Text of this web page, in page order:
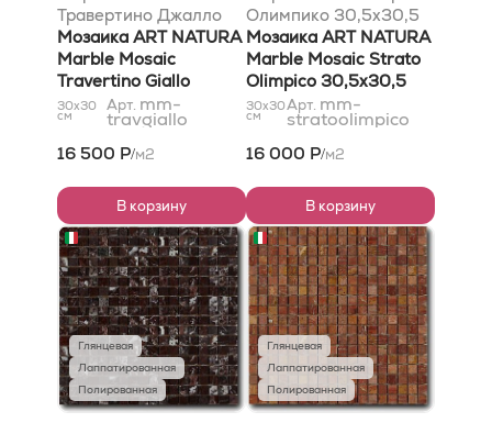
Травертино Джалло
30,5x30,5
Мозаика ART NATURA
Marble Mosaic
Travertino Giallo
30,5x30,5
30x30
см
Арт. mm-
travgiallo
16 500 Р/м2
В корзину
Олимпико 30,5x30,5
Мозаика ART NATURA
Marble Mosaic Strato
Olimpico 30,5x30,5
30x30
см
Арт. mm-
stratoolimpico
16 000 Р/м2
В корзину
Глянцевая
Лаппатированная
Полированная
Глянцевая
Лаппатированная
Полированная